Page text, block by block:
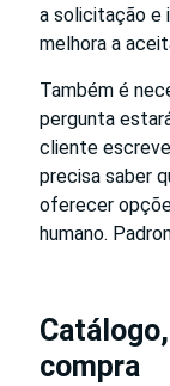
a solicitação e
melhora a
Também é
pergunta
cliente
precisa saber
oferecer
humano.
compra